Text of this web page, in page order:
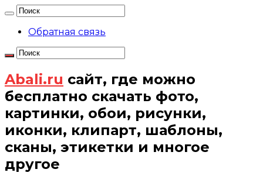
Обратная связь
Abali.ru сайт, где можно
бесплатно скачать фото,
картинки, обои, рисунки,
иконки, клипарт, шаблоны,
сканы, этикетки и многое
другое